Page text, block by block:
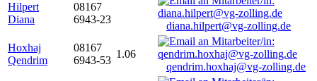
Hilpert
Diana
08167
6943-23
diana.hilpert@vg-zolling.de
Hoxhaj
Qendrim
08167
6943-53
1.06
qendrim.hoxhaj@vg-zolling.de